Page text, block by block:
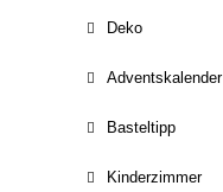
Deko
Adventskalender
Basteltipp
Kinderzimmer